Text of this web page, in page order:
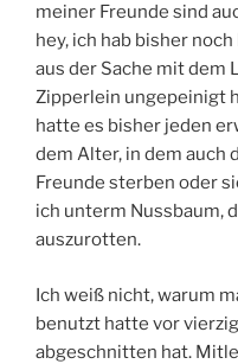
meiner Freunde sind
hey, ich hab bisher
aus der Sache mit dem
Zipperlein ungepeinigt
hatte es bisher jeden
dem Alter, in dem auch
Freunde sterben oder
ich unterm Nussbaum,
auszurotten.
Ich weiß nicht, warum
benutzt hatte vor
abgeschnitten hat.